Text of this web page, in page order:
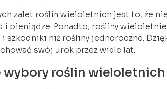
zalet roślin wieloletnich jest to, że
i pieniądze. Ponadto, rośliny
i szkodniki niż rośliny jednoroczne.
swój urok przez wiele lat.
wybory roślin wieloletnich